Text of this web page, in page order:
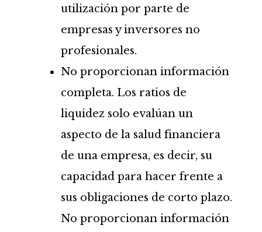
utilización por parte de
empresas y inversores no
profesionales.
No proporcionan información
completa. Los ratios de
liquidez solo evalúan un
aspecto de la salud financiera
de una empresa, es decir, su
capacidad para hacer frente a
sus obligaciones de corto plazo.
No proporcionan información